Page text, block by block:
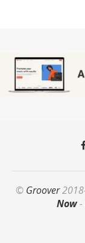
© Groover
Now-